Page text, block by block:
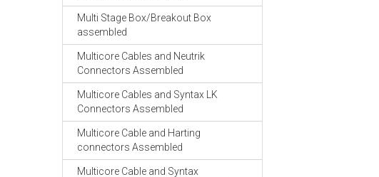
Multi Stage Box/Breakout Box
assembled
Multicore Cables and Neutrik
Connectors Assembled
Multicore Cables and Syntax LK
Connectors Assembled
Multicore Cable and Harting
connectors Assembled
Multicore Cable and Syntax